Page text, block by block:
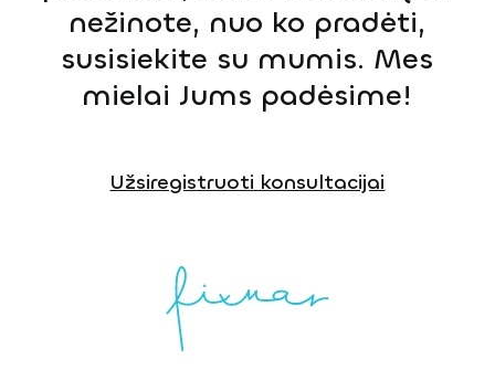
nežinote, nuo ko pradėti,
susisiekite su mumis. Mes
mielai Jums padėsime!
Užsiregistruoti konsultacijai